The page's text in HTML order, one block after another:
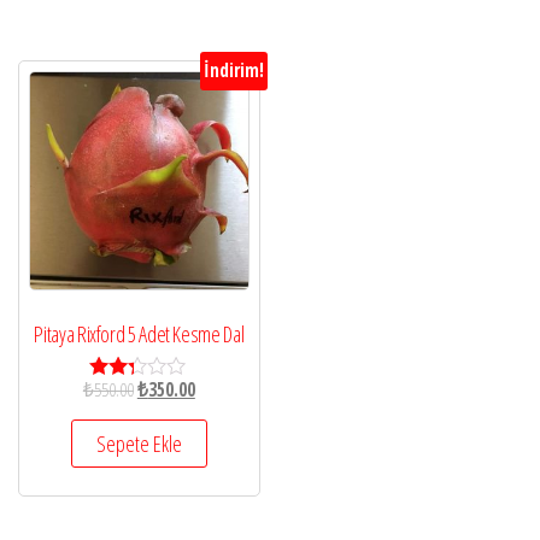
İndirim!
Pitaya Rixford 5 Adet Kesme Dal
5
2.23
oy
₺550.00₺350.00
Sepete Ekle